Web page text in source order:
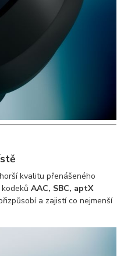
kvalitu přenášeného
kodekůAAC, SBC, aptX
a zajistí co nejmenší